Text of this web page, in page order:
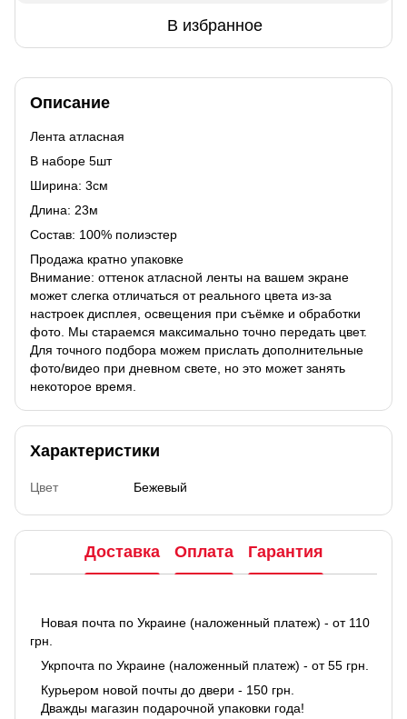
В избранное
Описание
Лента атласная
В наборе 5шт
Ширина: 3см
Длина: 23м
Состав: 100% полиэстер
Продажа кратно упаковке
Внимание: оттенок атласной ленты на вашем экране
может слегка отличаться от реального цвета из-за
настроек дисплея, освещения при съёмке и обработки
фото. Мы стараемся максимально точно передать цвет.
Для точного подбора можем прислать дополнительные
фото/видео при дневном свете, но это может занять
некоторое время.
Характеристики
Цвет Бежевый
Доставка Оплата Гарантия
Новая почта по Украине (наложенный платеж) - от 110
грн.
Укрпочта по Украине (наложенный платеж) - от 55 грн.
Курьером новой почты до двери - 150 грн.
Дважды магазин подарочной упаковки года!